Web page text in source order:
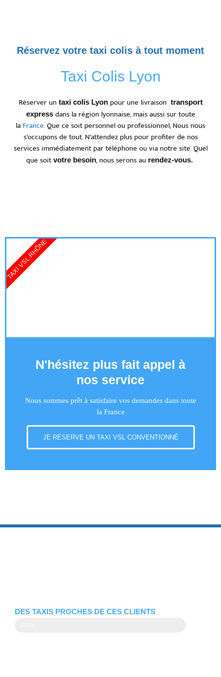
Réservez votre taxi colis à tout moment
Taxi Colis Lyon
Réserver un taxi colis Lyonpour une livraison transport
expressdans la région lyonnaise, mais aussi sur toute
la France. Que ce soit personnel ou professionnel, Nous nous
s’occupons de tout. N’attendez plus pour profiter de nos
services immédiatement par téléphone ou via notre site. Quel
que soit votre besoin, nous serons au rendez-vous.
N'hésitez plus fait appel à
nos service
Nous sommes prêt à satisfaire vos demandes dans toute
la France
JE RÉSERVE UN TAXI VSL CONVENTIONNÉ
TAXI VSL RHÔNE
DES TAXIS PROCHES DE CES CLIENTS